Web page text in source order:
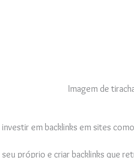
Imagem de
em backlinks em sites
próprio e criar backlinks que